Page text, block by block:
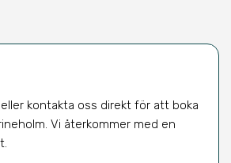
kontakta oss direkt för att boka
Vi återkommer med en